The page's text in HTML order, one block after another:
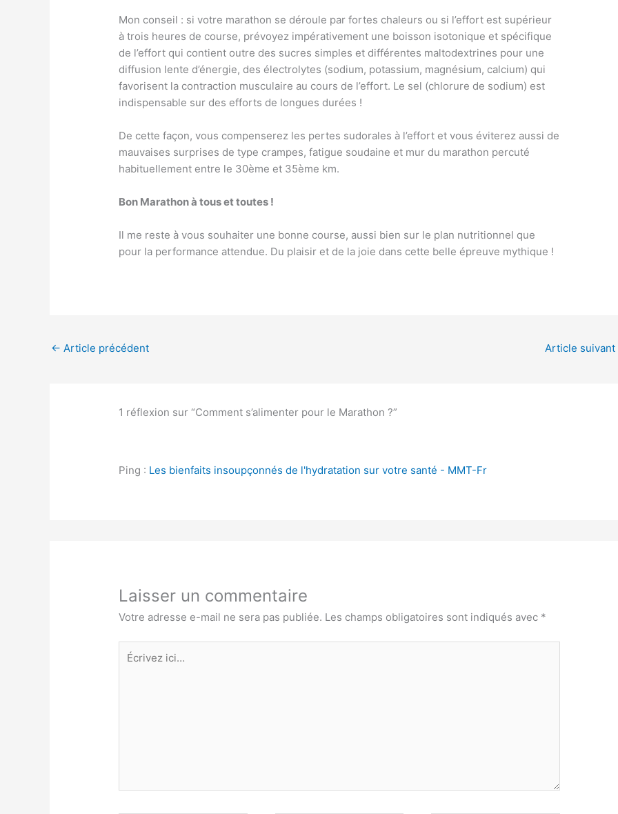
Mon conseil : si votre marathon se déroule par fortes chaleurs ou si l’effort est supérieur
à trois heures de course, prévoyez impérativement une boisson isotonique et spécifique
de l’effort qui contient outre des sucres simples et différentes maltodextrines pour une
diffusion lente d’énergie, des électrolytes (sodium, potassium, magnésium, calcium) qui
favorisent la contraction musculaire au cours de l’effort. Le sel (chlorure de sodium) est
indispensable sur des efforts de longues durées !
De cette façon, vous compenserez les pertes sudorales à l’effort et vous éviterez aussi de
mauvaises surprises de type crampes, fatigue soudaine et mur du marathon percuté
habituellement entre le 30ème et 35ème km.
Bon Marathon à tous et toutes !
Il me reste à vous souhaiter une bonne course, aussi bien sur le plan nutritionnel que
pour la performance attendue. Du plaisir et de la joie dans cette belle épreuve mythique !
← Article précédent Article suivant
1 réflexion sur “Comment s’alimenter pour le Marathon ?”
Ping : Les bienfaits insoupçonnés de l'hydratation sur votre santé - MMT-Fr
Laisser un commentaire
Votre adresse e-mail ne sera pas publiée. Les champs obligatoires sont indiqués avec *
Écrivez
ici…